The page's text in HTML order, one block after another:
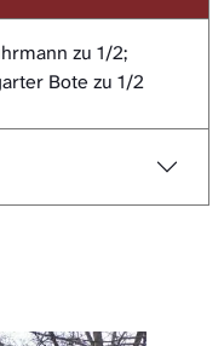
zu 1/2;
Bote zu 1/2